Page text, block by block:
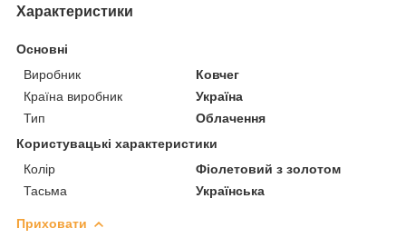
Характеристики
Основні
Виробник
Ковчег
Країна виробник
Україна
Тип
Облачення
Користувацькі характеристики
Колір
Фіолетовий з золотом
Тасьма
Українська
Приховати